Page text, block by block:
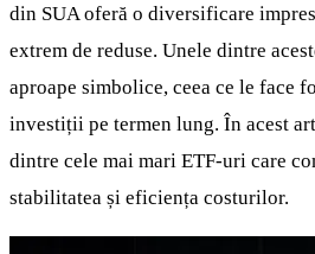
din SUA oferă o diversificare
extrem de reduse. Unele dintre
aproape simbolice, ceea ce le face
investiții pe termen lung. În acest
dintre cele mai mari ETF-uri care
stabilitatea și eficiența costurilor.